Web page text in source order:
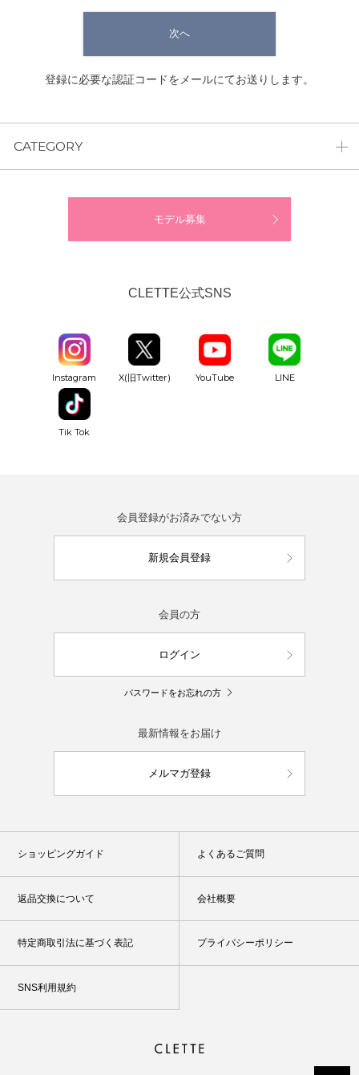
次へ
登録に必要な認証コードをメールにてお送りします。
CATEGORY
モデル募集
CLETTE公式SNS
Instagram X(旧Twitter) YouTube LINE
Tik Tok
会員登録がお済みでない方
新規会員登録
会員の方
ログイン
パスワードをお忘れの方
最新情報をお届け
メルマガ登録
ショッピングガイド よくあるご質問
返品交換について 会社概要
特定商取引法に基づく表記 プライバシーポリシー
SNS利用規約